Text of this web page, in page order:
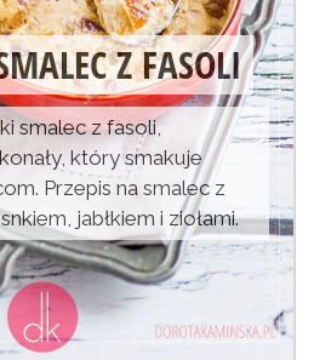
Z FASOLI
smalec z fasoli,
który smakuje
Przepis na smalec z
jabłkiem i ziołami.